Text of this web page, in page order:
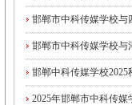
邯郸市中科传媒学校与
邯郸市中科传媒学校与
邯郸中科传媒学校2025
2025年邯郸市中科传